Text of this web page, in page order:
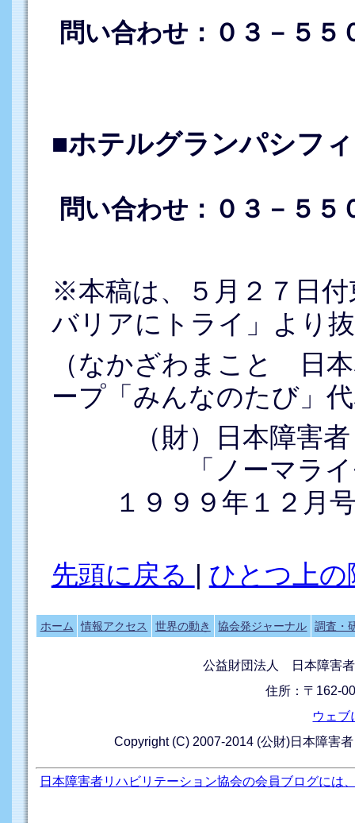
問い合わせ：０３－５５
■ホテルグランパシフ
問い合わせ：０３－５５
※本稿は、５月２７日
バリアにトライ」より
（なかざわまこと 日
ープ「みんなのたび」
（財）日本障害
「ノーマラ
１９９９年１２月
先頭に戻る ひとつ上の
ホーム 情報アクセス 世界の動き 協会発ジャーナル 調査・
公益財団法人 日本障害
住所：〒162-
ウェブ
Copyright (C) 2007-2014 (公財)日本障害
日本障害者リハビリテーション協会の会員ブログには